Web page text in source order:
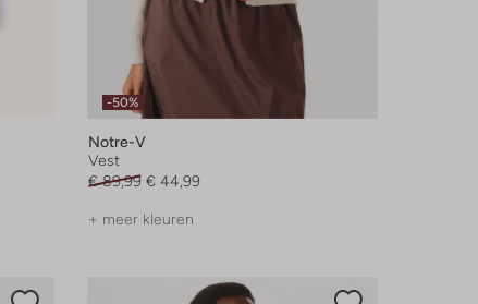
-50%
Notre-V
Vest
€ 89,99 € 44,99
+ meer kleuren